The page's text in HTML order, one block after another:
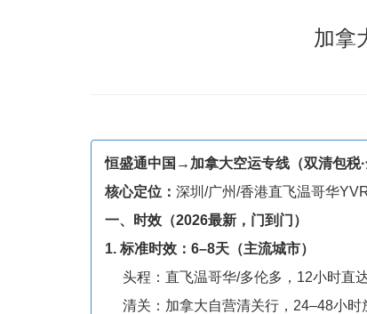
加拿
恒盛通中国→加拿大空运专线（双清包税·
核心定位： 深圳/广州/香港直飞温哥华
一、时效（2026最新，门到门）
1. 标准时效：6–8天（主流城市）
头程：直飞温哥华/多伦多，12小时直
清关：加拿大自营清关行，24–48小时